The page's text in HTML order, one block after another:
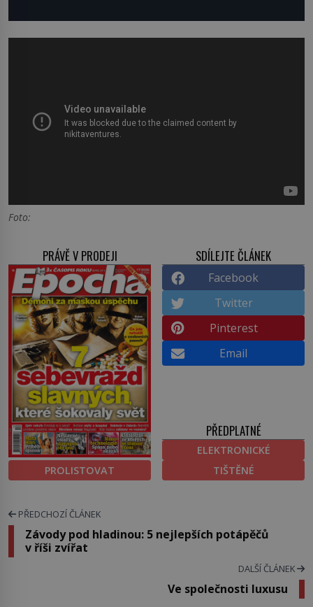
Foto:
PRÁVĚ V PRODEJI
PROLISTOVAT
SDÍLEJTE ČLÁNEK
Facebook
Twitter
Pinterest
Email
PŘEDPLATNÉ
ELEKTRONICKÉ
TIŠTĚNÉ
PŘEDCHOZÍ ČLÁNEK
Závody pod hladinou: 5 nejlepších potápěčů
v říši zvířat
DALŠÍ ČLÁNEK
Ve společnosti luxusu